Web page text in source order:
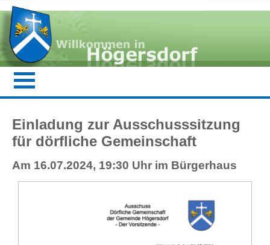
Einladung zur Ausschusssitzung
für dörfliche Gemeinschaft
Am 16.07.2024, 19:30 Uhr im Bürgerhaus